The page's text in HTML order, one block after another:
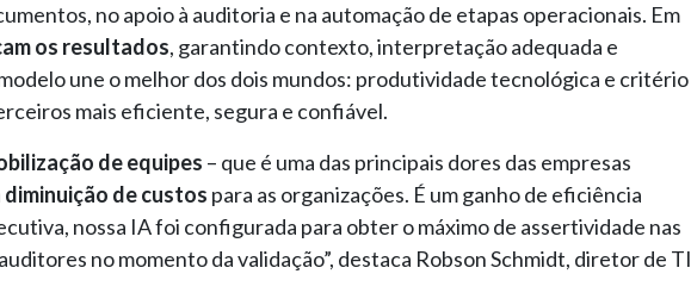
no apoio à auditoria e na automação de etapas operacionais. Em
os resultados, garantindo contexto, interpretação adequada e
une o melhor dos dois mundos: produtividade tecnológica e critério
mais eficiente, segura e confiável.
de equipes – que é uma das principais dores das empresas
diminuição de custos para as organizações. É um ganho de eficiência
nossa IA foi configurada para obter o máximo de assertividade nas
no momento da validação”, destaca Robson Schmidt, diretor de TI